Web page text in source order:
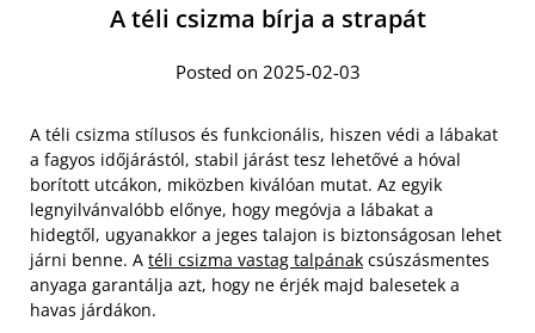
A téli csizma bírja a strapát
Posted on 2025-02-03
A téli csizma stílusos és funkcionális, hiszen védi a lábakat
a fagyos időjárástól, stabil járást tesz lehetővé a hóval
borított utcákon, miközben kiválóan mutat. Az egyik
legnyilvánvalóbb előnye, hogy megóvja a lábakat a
hidegtől, ugyanakkor a jeges talajon is biztonságosan lehet
járni benne. A téli csizma vastag talpának csúszásmentes
anyaga garantálja azt, hogy ne érjék majd balesetek a
havas járdákon.